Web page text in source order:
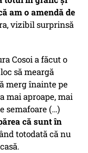
am o amendă de
vizibil surprinsă
Cosoi a făcut o
să meargă
merg înainte pe
mai aproape, mai
semafoare (…)
că sunt în
totodată că nu